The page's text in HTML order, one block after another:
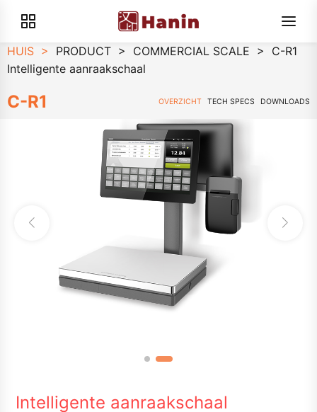
HUIS > PRODUCT > COMMERCIAL SCALE >
C-R1
Intelligente aanraakschaal
C-R1 OVERZICHT TECH SPECS DOWNLOADS
Intelligente aanraakschaal